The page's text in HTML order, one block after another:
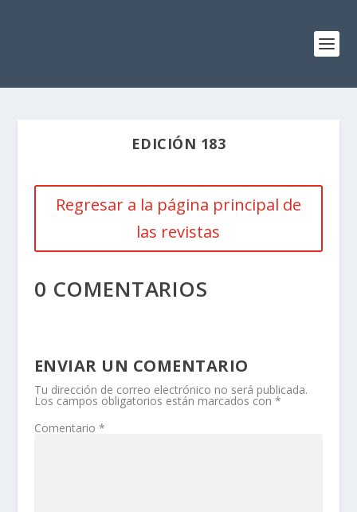
EDICIÓN 183
Regresar a la página principal de
las revistas
0 COMENTARIOS
ENVIAR UN COMENTARIO
Tu dirección de correo electrónico no será publicada.
Los campos obligatorios están marcados con *
Comentario *